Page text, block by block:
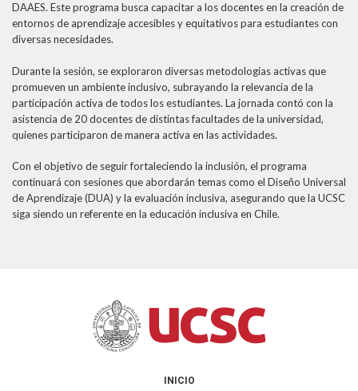
DAAES. Este programa busca capacitar a los docentes en la creación de
entornos de aprendizaje accesibles y equitativos para estudiantes con
diversas necesidades.
Durante la sesión, se exploraron diversas metodologías activas que
promueven un ambiente inclusivo, subrayando la relevancia de la
participación activa de todos los estudiantes. La jornada contó con la
asistencia de 20 docentes de distintas facultades de la universidad,
quienes participaron de manera activa en las actividades.
Con el objetivo de seguir fortaleciendo la inclusión, el programa
continuará con sesiones que abordarán temas como el Diseño Universal
de Aprendizaje (DUA) y la evaluación inclusiva, asegurando que la UCSC
siga siendo un referente en la educación inclusiva en Chile.
INICIO